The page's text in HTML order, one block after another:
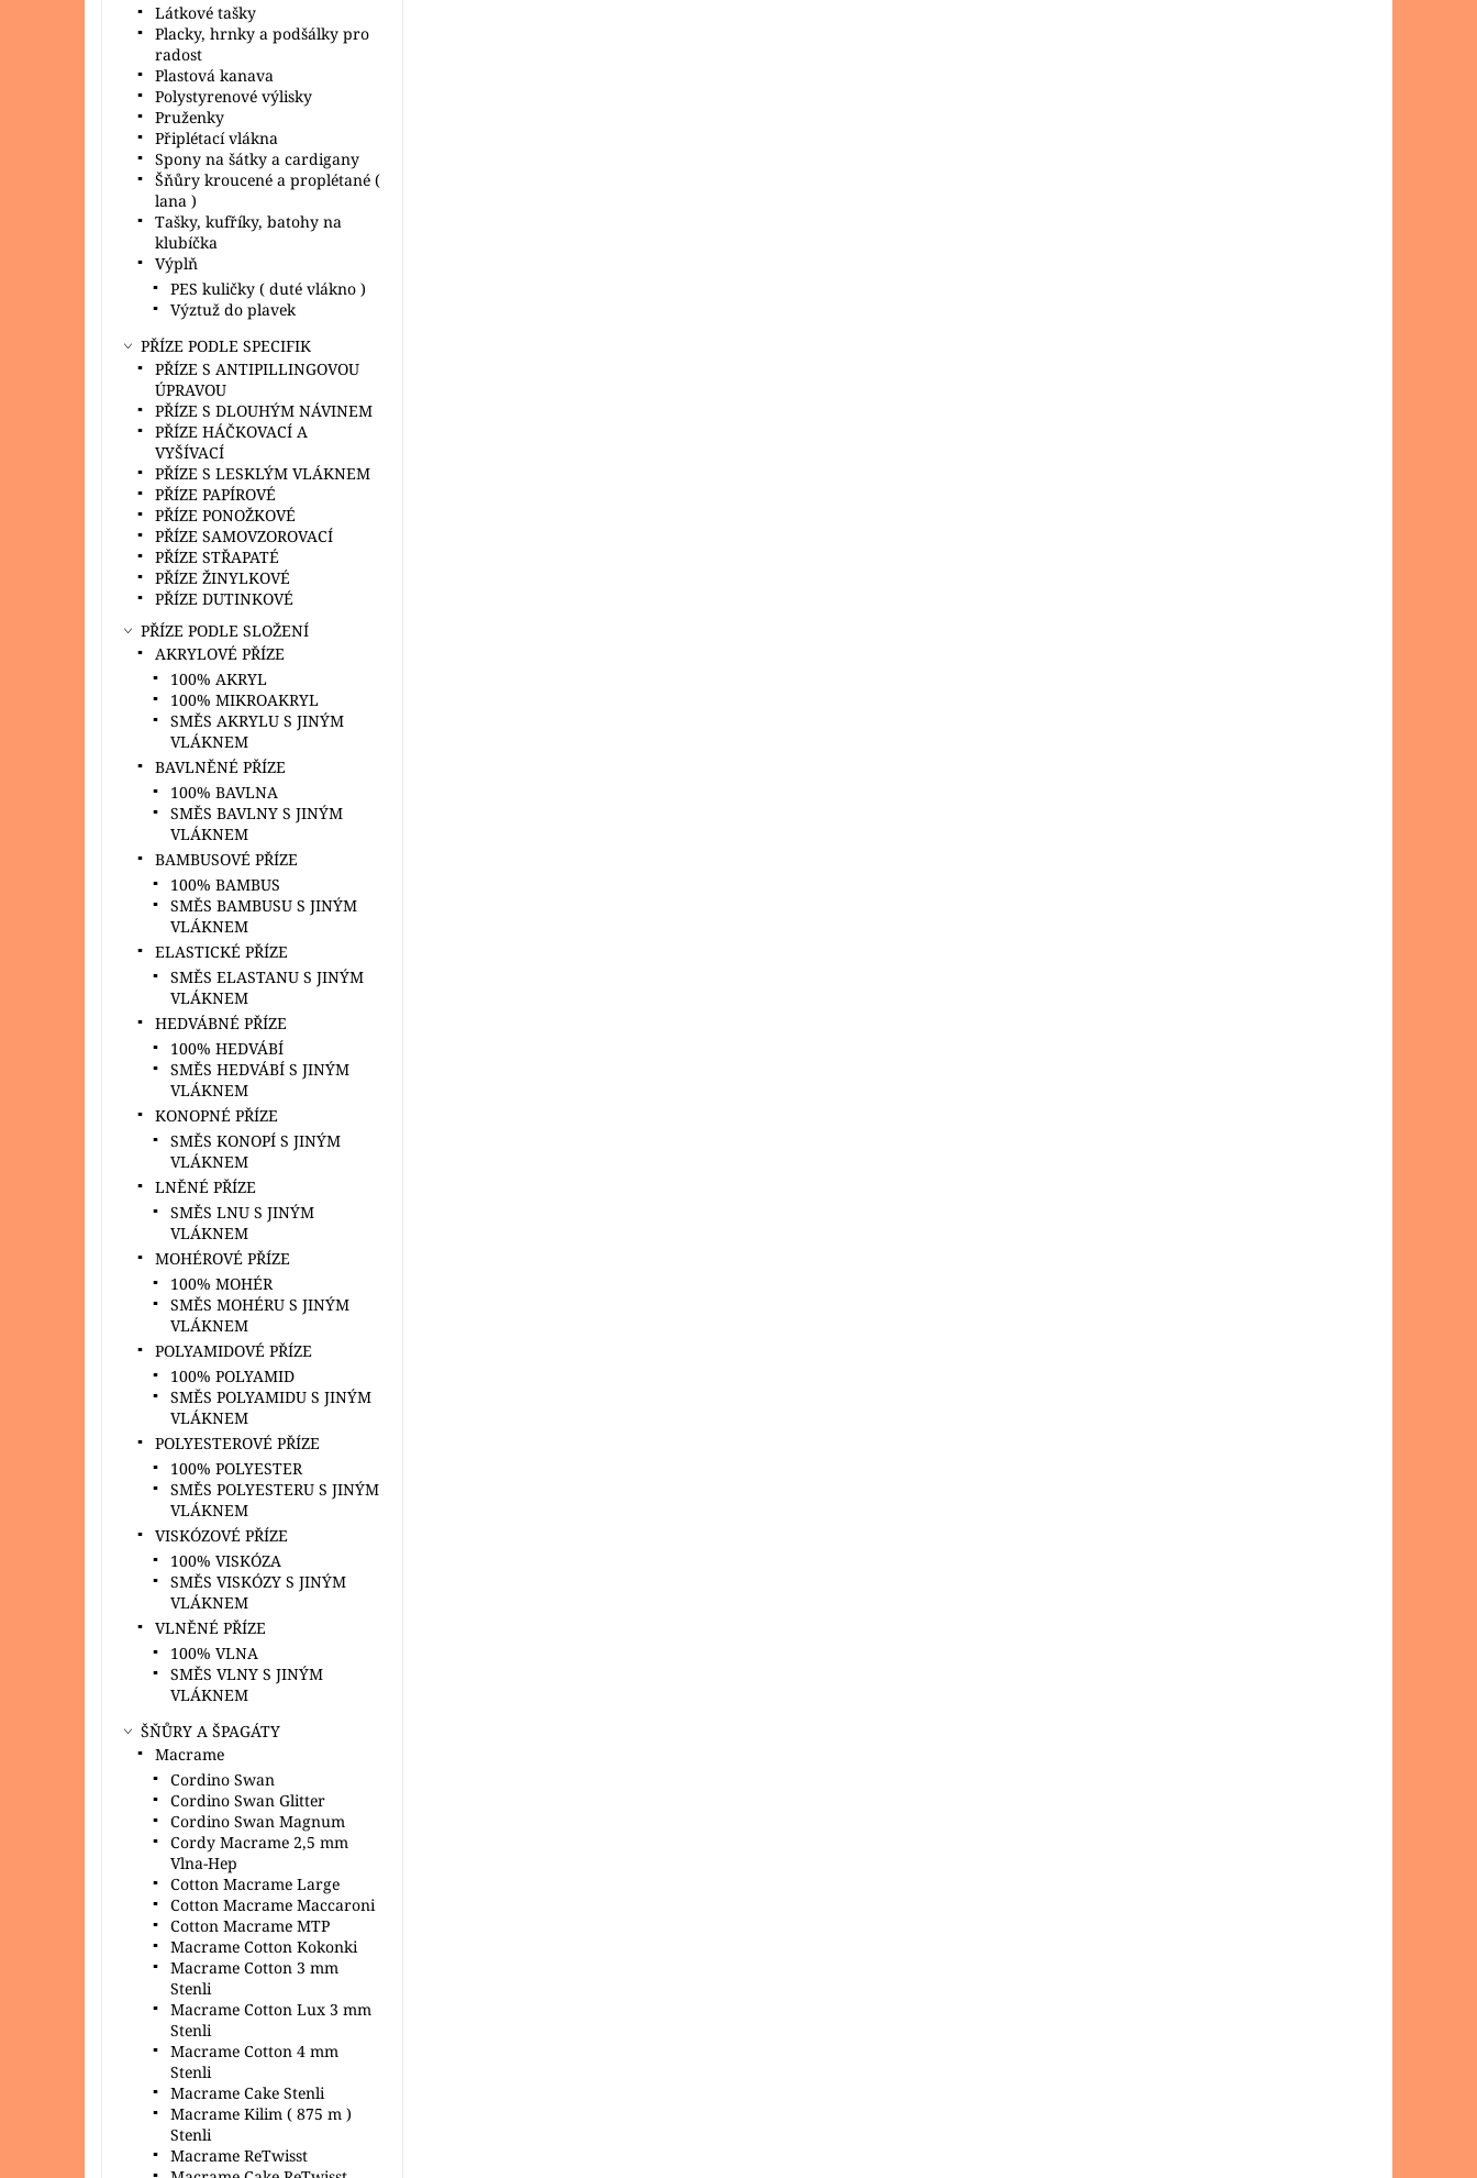
Látkové tašky
Placky, hrnky a podšálky pro
radost
Plastová kanava
Polystyrenové výlisky
Pruženky
Připlétací vlákna
Spony na šátky a cardigany
Šňůry kroucené a proplétané (
lana )
Tašky, kufříky, batohy na
klubíčka
Výplň
PES kuličky ( duté vlákno )
Výztuž do plavek
PŘÍZE PODLE SPECIFIK
PŘÍZE S ANTIPILLINGOVOU
ÚPRAVOU
PŘÍZE S DLOUHÝM NÁVINEM
PŘÍZE HÁČKOVACÍ A
VYŠÍVACÍ
PŘÍZE S LESKLÝM VLÁKNEM
PŘÍZE PAPÍROVÉ
PŘÍZE PONOŽKOVÉ
PŘÍZE SAMOVZOROVACÍ
PŘÍZE STŘAPATÉ
PŘÍZE ŽINYLKOVÉ
PŘÍZE DUTINKOVÉ
PŘÍZE PODLE SLOŽENÍ
AKRYLOVÉ PŘÍZE
100% AKRYL
100% MIKROAKRYL
SMĚS AKRYLU S JINÝM
VLÁKNEM
BAVLNĚNÉ PŘÍZE
100% BAVLNA
SMĚS BAVLNY S JINÝM
VLÁKNEM
BAMBUSOVÉ PŘÍZE
100% BAMBUS
SMĚS BAMBUSU S JINÝM
VLÁKNEM
ELASTICKÉ PŘÍZE
SMĚS ELASTANU S JINÝM
VLÁKNEM
HEDVÁBNÉ PŘÍZE
100% HEDVÁBÍ
SMĚS HEDVÁBÍ S JINÝM
VLÁKNEM
KONOPNÉ PŘÍZE
SMĚS KONOPÍ S JINÝM
VLÁKNEM
LNĚNÉ PŘÍZE
SMĚS LNU S JINÝM
VLÁKNEM
MOHÉROVÉ PŘÍZE
100% MOHÉR
SMĚS MOHÉRU S JINÝM
VLÁKNEM
POLYAMIDOVÉ PŘÍZE
100% POLYAMID
SMĚS POLYAMIDU S JINÝM
VLÁKNEM
POLYESTEROVÉ PŘÍZE
100% POLYESTER
SMĚS POLYESTERU S JINÝM
VLÁKNEM
VISKÓZOVÉ PŘÍZE
100% VISKÓZA
SMĚS VISKÓZY S JINÝM
VLÁKNEM
VLNĚNÉ PŘÍZE
100% VLNA
SMĚS VLNY S JINÝM
VLÁKNEM
ŠŇŮRY A ŠPAGÁTY
Macrame
Cordino Swan
Cordino Swan Glitter
Cordino Swan Magnum
Cordy Macrame 2,5 mm
Vlna-Hep
Cotton Macrame Large
Cotton Macrame Maccaroni
Cotton Macrame MTP
Macrame Cotton Kokonki
Macrame Cotton 3 mm
Stenli
Macrame Cotton Lux 3 mm
Stenli
Macrame Cotton 4 mm
Stenli
Macrame Cake Stenli
Macrame Kilim ( 875 m )
Stenli
Macrame ReTwisst